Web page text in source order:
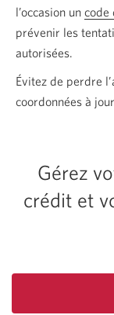
l’occasion un code
prévenir les
autorisées.
Évitez de perdre
coordonnées à
Gérez
crédit et